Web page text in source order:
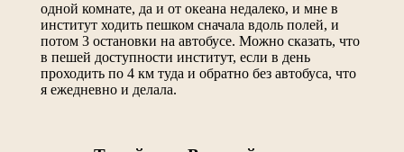
одной комнате, да и от океана недалеко, и мне в
институт ходить пешком сначала вдоль полей, и
потом 3 остановки на автобусе. Можно сказать, что
в пешей доступности институт, если в день
проходить по 4 км туда и обратно без автобуса, что
я ежедневно и делала.